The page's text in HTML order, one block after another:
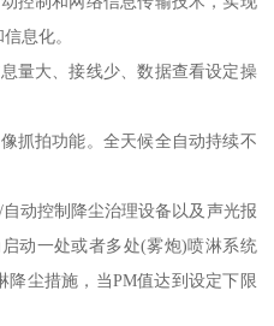
息化。
量大、接线少、数据查看设定操
抓拍功能。全天候全自动持续不
动控制降尘治理设备以及声光报
动一处或者多处(雾炮)喷淋系统
降尘措施，当PM值达到设定下限